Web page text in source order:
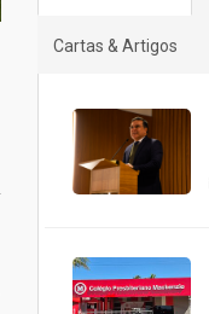
Cartas & Artigos